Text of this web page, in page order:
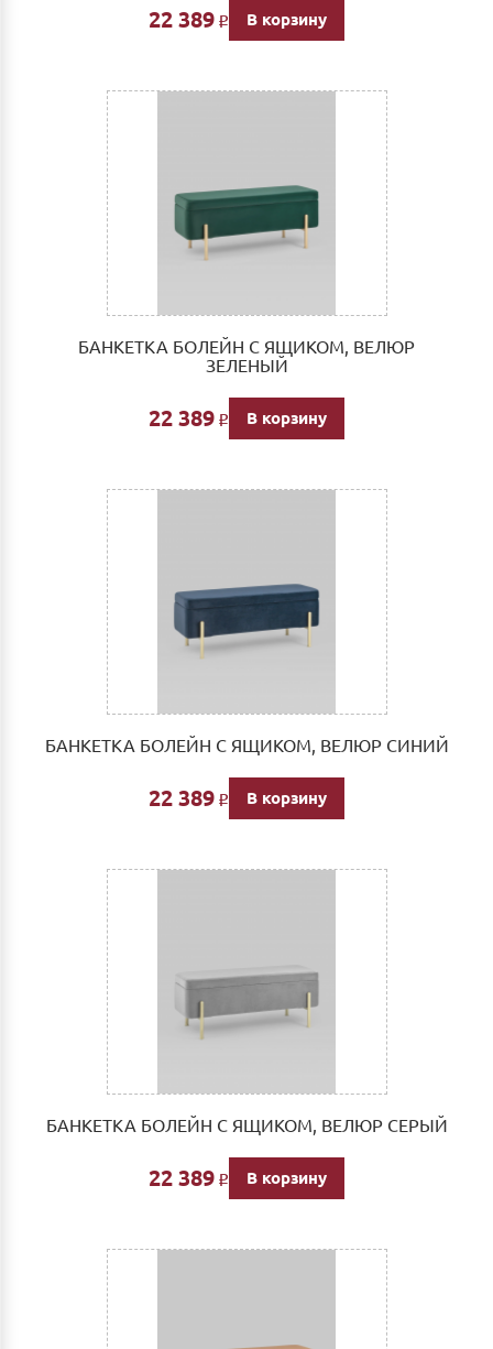
22 389 Р В корзину
БАНКЕТКА БОЛЕЙН С ЯЩИКОМ, ВЕЛЮР
ЗЕЛЕНЫЙ
22 389 Р В корзину
БАНКЕТКА БОЛЕЙН С ЯЩИКОМ, ВЕЛЮР СИНИЙ
22 389 Р В корзину
БАНКЕТКА БОЛЕЙН С ЯЩИКОМ, ВЕЛЮР СЕРЫЙ
22 389 Р В корзину